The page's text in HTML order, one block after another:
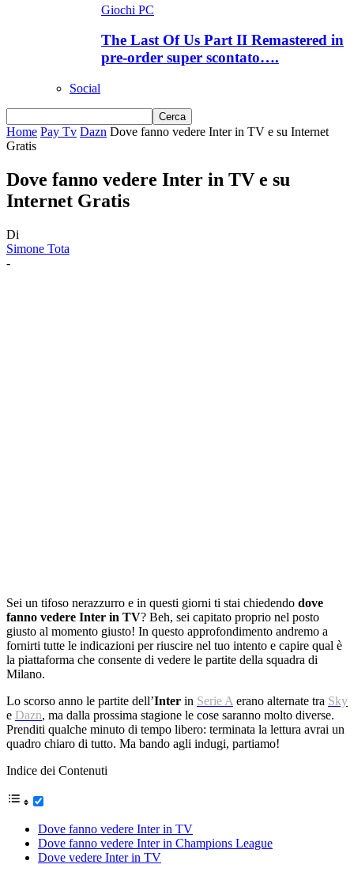
Giochi PC
The Last Of Us Part II Remastered in
pre-order super scontato….
Social
Home Pay Tv Dazn Dove fanno vedere Inter in TV e su Internet
Gratis
Dove fanno vedere Inter in TV e su
Internet Gratis
Di
Simone Tota
-
Sei un tifoso nerazzurro e in questi giorni ti stai chiedendo dove
fanno vedere Inter in TV? Beh, sei capitato proprio nel posto
giusto al momento giusto! In questo approfondimento andremo a
fornirti tutte le indicazioni per riuscire nel tuo intento e capire qual è
la piattaforma che consente di vedere le partite della squadra di
Milano.
Lo scorso anno le partite dell’Inter in Serie A erano alternate tra Sky
e Dazn, ma dalla prossima stagione le cose saranno molto diverse.
Prenditi qualche minuto di tempo libero: terminata la lettura avrai un
quadro chiaro di tutto. Ma bando agli indugi, partiamo!
Indice dei Contenuti
Dove fanno vedere Inter in TV
Dove fanno vedere Inter in Champions League
Dove vedere Inter in TV